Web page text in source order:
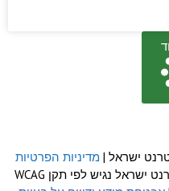
ישראל | מדיניות הפרטיות
| אתר אינטרנט ישראל נגיש לפי תקן WCAG